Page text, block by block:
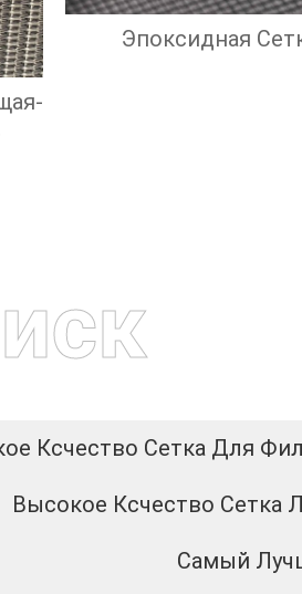
Эпоксидная
Ксчество Сетка Для
Высокое Ксчество Сетка
Самый